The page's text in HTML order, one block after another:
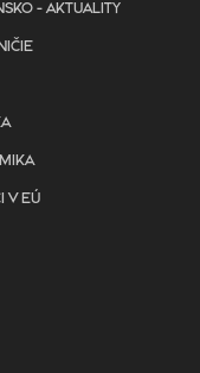
- AKTUALITY
V EÚ